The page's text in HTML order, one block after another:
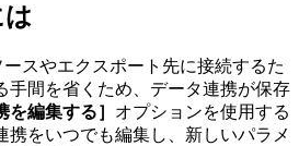
ースやエクスポート先に接続するた
手間を省くため、データ連携が保存
を編集する］ オプションを使用する
携をいつでも編集し、新しいパラメ